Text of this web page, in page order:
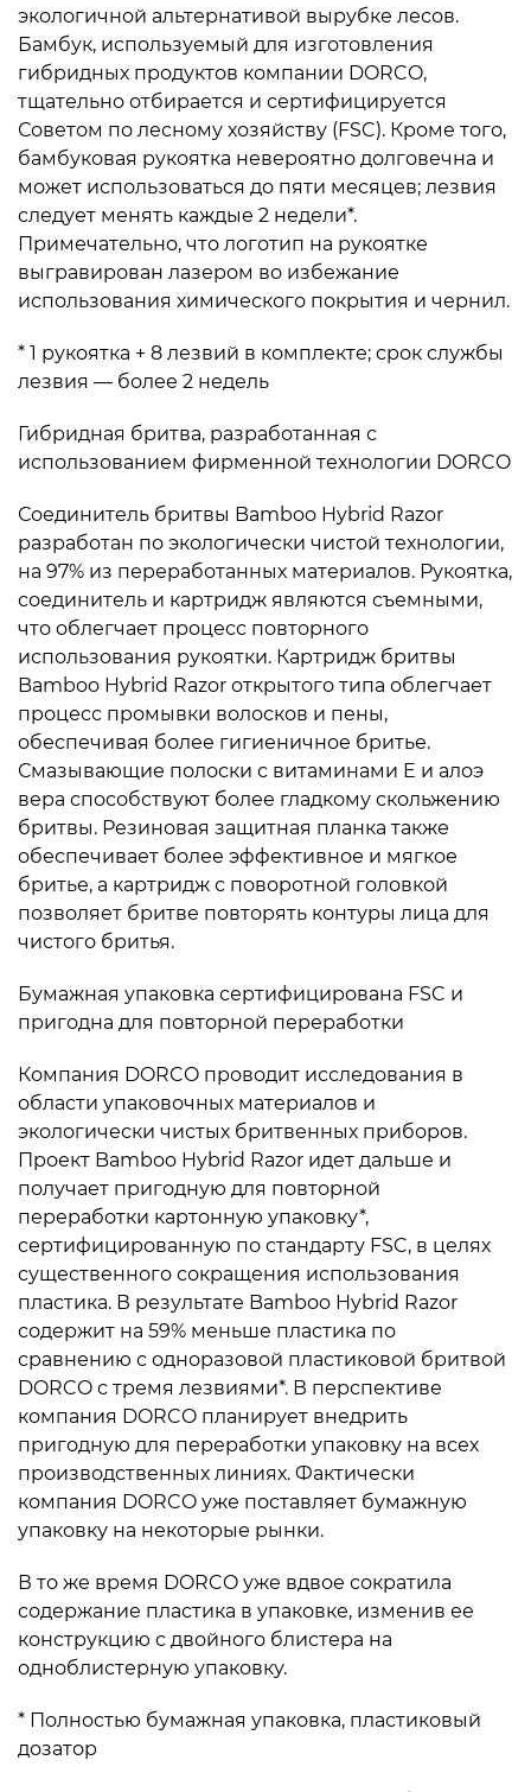
экологичной альтернативой вырубке лесов.
Бамбук, используемый для изготовления
гибридных продуктов компании DORCO,
тщательно отбирается и сертифицируется
Советом по лесному хозяйству (FSC). Кроме того,
бамбуковая рукоятка невероятно долговечна и
может использоваться до пяти месяцев; лезвия
следует менять каждые 2 недели*.
Примечательно, что логотип на рукоятке
выгравирован лазером во избежание
использования химического покрытия и чернил.
* 1 рукоятка + 8 лезвий в комплекте; срок службы
лезвия — более 2 недель
Гибридная бритва, разработанная с
использованием фирменной технологии DORCO
Соединитель бритвы Bamboo Hybrid Razor
разработан по экологически чистой технологии,
на 97% из переработанных материалов. Рукоятка,
соединитель и картридж являются съемными,
что облегчает процесс повторного
использования рукоятки. Картридж бритвы
Bamboo Hybrid Razor открытого типа облегчает
процесс промывки волосков и пены,
обеспечивая более гигиеничное бритье.
Смазывающие полоски с витаминами E и алоэ
вера способствуют более гладкому скольжению
бритвы. Резиновая защитная планка также
обеспечивает более эффективное и мягкое
бритье, а картридж с поворотной головкой
позволяет бритве повторять контуры лица для
чистого бритья.
Бумажная упаковка сертифицирована FSC и
пригодна для повторной переработки
Компания DORCO проводит исследования в
области упаковочных материалов и
экологически чистых бритвенных приборов.
Проект Bamboo Hybrid Razor идет дальше и
получает пригодную для повторной
переработки картонную упаковку*,
сертифицированную по стандарту FSC, в целях
существенного сокращения использования
пластика. В результате Bamboo Hybrid Razor
содержит на 59% меньше пластика по
сравнению с одноразовой пластиковой бритвой
DORCO с тремя лезвиями*. В перспективе
компания DORCO планирует внедрить
пригодную для переработки упаковку на всех
производственных линиях. Фактически
компания DORCO уже поставляет бумажную
упаковку на некоторые рынки.
В то же время DORCO уже вдвое сократила
содержание пластика в упаковке, изменив ее
конструкцию с двойного блистера на
одноблистерную упаковку.
* Полностью бумажная упаковка, пластиковый
дозатор